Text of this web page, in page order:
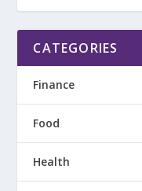
CATEGORIES
Finance
Food
Health